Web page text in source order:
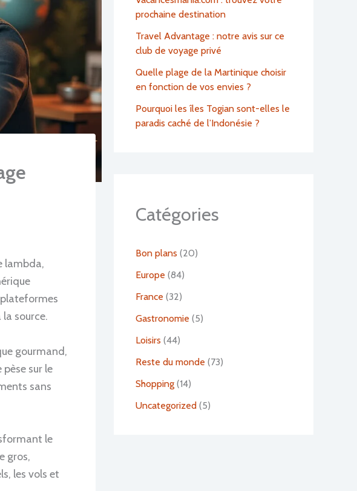
lambda,
source.
gourmand,
sur le
sans
le
gros,
les vols et
prochaine destination
Travel Advantage : notre avis sur ce
club de voyage privé
Quelle plage de la Martinique choisir
en fonction de vos envies ?
Pourquoi les îles Togian sont-elles le
paradis caché de l’Indonésie ?
Catégories
Bon plans (20)
Europe (84)
France (32)
Gastronomie (5)
Loisirs (44)
Reste du monde (73)
Shopping (14)
Uncategorized (5)